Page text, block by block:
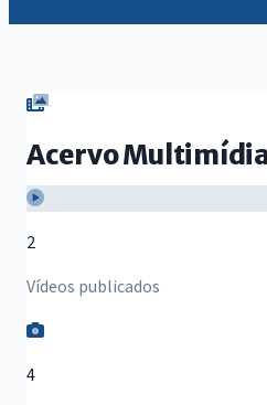
Acervo
2
Vídeos publicados
4